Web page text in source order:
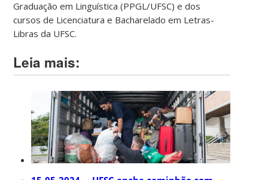
Graduação em Linguística (PPGL/UFSC) e dos
cursos de Licenciatura e Bacharelado em Letras-
Libras da UFSC.
Leia mais: